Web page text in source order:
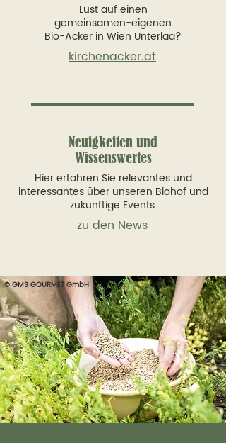
Lust auf einen
gemeinsamen-eigenen
Bio-Acker in Wien Unterlaa?
kirchenacker.at
Neuigkeiten und
Wissenswertes
Hier erfahren Sie relevantes und
interessantes über unseren Biohof und
zukünftige Events.
zu den News
© GMS GOURMET GmbH